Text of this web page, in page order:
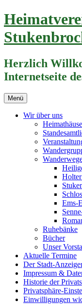
Zum
Inhalt
springen
Herzlich
Internetseite
Menü
Wir über uns
Ems-
Ruhebänke
Bücher
Unser
Aktuelle Termine
Der Stadt-
Impressum &
Historie der
Privatsphäre-
Einwilligungen